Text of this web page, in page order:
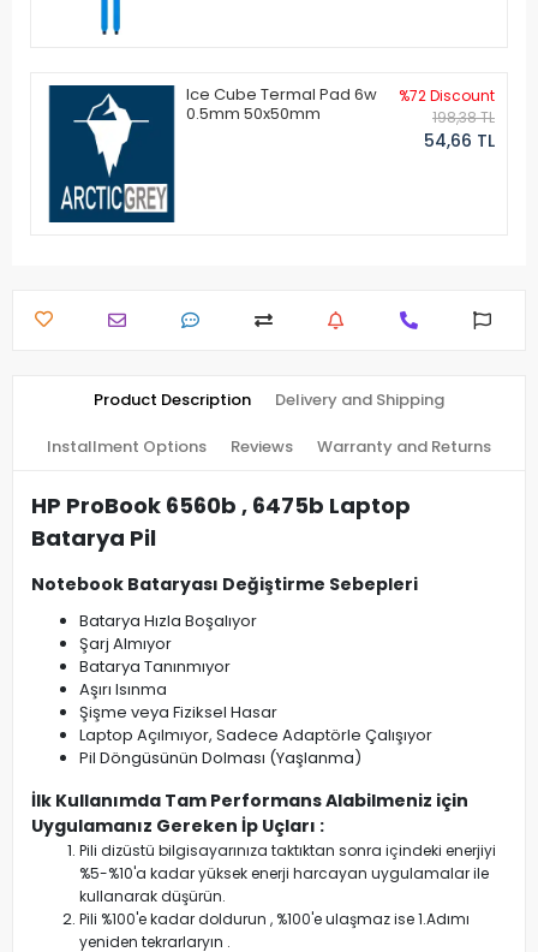
Ice Cube Termal Pad 6w
0.5mm 50x50mm
%72 Discount
198,38 TL
54,66 TL
Product Description Delivery and Shipping
Installment Options Reviews Warranty and Returns
HP ProBook 6560b , 6475b Laptop
Batarya Pil
Notebook Bataryası Değiştirme Sebepleri
Batarya Hızla Boşalıyor
Şarj Almıyor
Batarya Tanınmıyor
Aşırı Isınma
Şişme veya Fiziksel Hasar
Laptop Açılmıyor, Sadece Adaptörle Çalışıyor
Pil Döngüsünün Dolması (Yaşlanma)
İlk Kullanımda Tam Performans Alabilmeniz için
Uygulamanız Gereken İp Uçları :
Pili dizüstü bilgisayarınıza taktıktan sonra içindeki enerjiyi
%5-%10'a kadar yüksek enerji harcayan uygulamalar ile
kullanarak düşürün.
Pili %100'e kadar doldurun , %100'e ulaşmaz ise 1.Adımı
yeniden tekrarlaryın .